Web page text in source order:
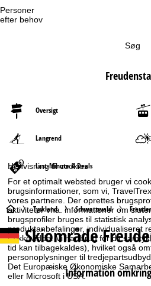
Henvisning til cookies
For et optimalt websted bruger vi
brugsinformationer, som vi,
vores partnere. Der oprettes
aktiviteter vha. informationer om
brugsprofiler bruges til statistisk
produktanbefalinger, individualiseret
rækkevidde. Vi har brug for dit
tid kan tilbagekaldes), hvilket også
personoplysninger til
Det Europæiske Økonomiske
eller Microsoft i USA.
Personer
efter behov
Søg
Oversigt
Langrend
Last-Minute & Deals
S
t
a
r
Tyskland Schwarzwald
Skiområde
Information